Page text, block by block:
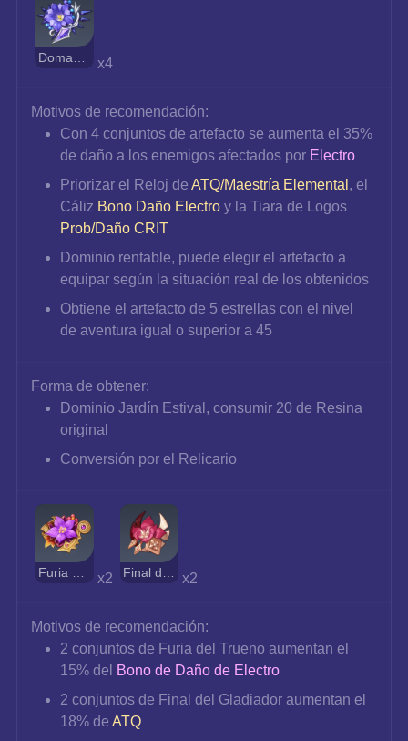
x4
Motivos de recomendación:
Con 4 conjuntos de artefacto se aumenta el 35%
de daño a los enemigos afectados por Electro
Priorizar el Reloj de ATQ/Maestría Elemental , el
Cáliz Bono Daño Electro y la Tiara de Logos
Prob/Daño CRIT
Dominio rentable, puede elegir el artefacto a
equipar según la situación real de los obtenidos
Obtiene el artefacto de 5 estrellas con el nivel
de aventura igual o superior a 45
Forma de obtener:
Dominio Jardín Estival, consumir 20 de Resina
original
Conversión por el Relicario
x2 x2
Motivos de recomendación:
2 conjuntos de Furia del Trueno aumentan el
15% del Bono de Daño de Electro
2 conjuntos de Final del Gladiador aumentan el
18% de ATQ